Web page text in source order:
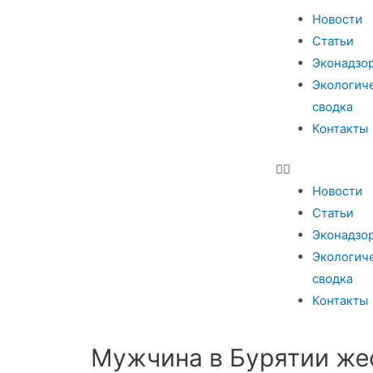
Новости
Статьи
сводка
Контакты
Новости
Статьи
сводка
Контакты
Мужчина в Бурятии